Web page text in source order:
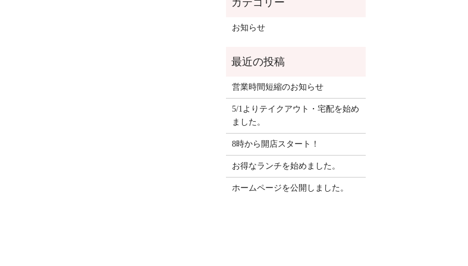
お知らせ
営業時間短縮のお知らせ
5/1よりテイクアウト・宅配を始め
ました。
8時から開店スタート！
お得なランチを始めました。
ホームページを公開しました。